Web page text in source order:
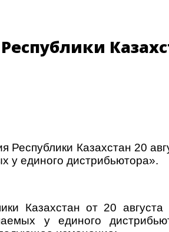
Республики Казахстан 20
у единого дистрибьютора».
Казахстан от 20
у единого